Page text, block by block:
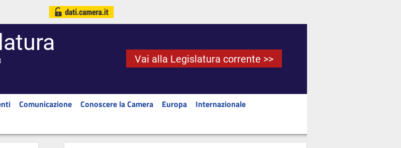
Vai alla Legislatura corrente >>
Comunicazione Conoscere la Camera Europa
Internazionale